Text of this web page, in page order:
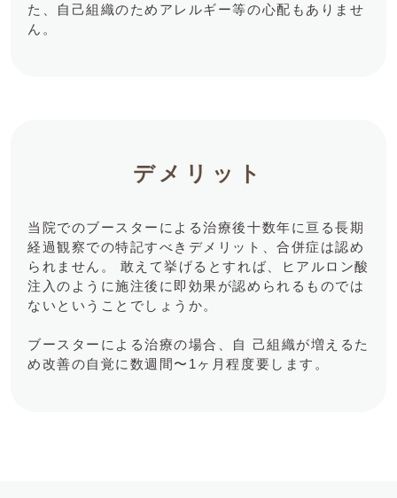
た、自己組織のためアレルギー等の心配もありませ
ん。
デメリット
当院でのブースターによる治療後⼗数年に亘る⻑期
経過観察での特記すべきデメリット、合併症は認め
られません。 敢えて挙げるとすれば、ヒアルロン酸
注入のように施注後に即効果が認められるものでは
ないということでしょうか。
ブースターによる治療の場合、自 己組織が増えるた
め改善の自覚に数週間〜1ヶ月程度要します。